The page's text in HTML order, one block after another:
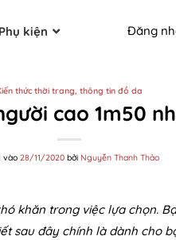
Phụ kiện Đăng
thức thời trang, thông tin đồ da
cao 1m50
vào 28/11/2020 bởi Nguyễn Thanh Thảo
khăn trong việc lựa chọn.
sau đây chính là dành cho